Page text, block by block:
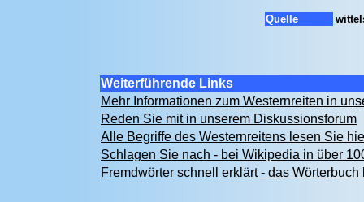
Quelle
Weiterführende Links
Mehr Informationen zum Westernreiten in
Reden Sie mit in unserem Diskussionsforum
Alle Begriffe des Westernreitens lesen Sie
Schlagen Sie nach - bei Wikipedia in über
Fremdwörter schnell erklärt - das Wörterbuch